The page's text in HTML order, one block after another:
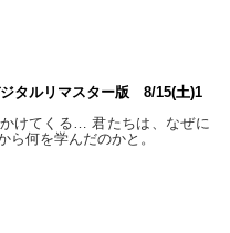
タルリマスター版 8/15(土)1
けてくる… 君たちは、なぜに
ら何を学んだのかと。